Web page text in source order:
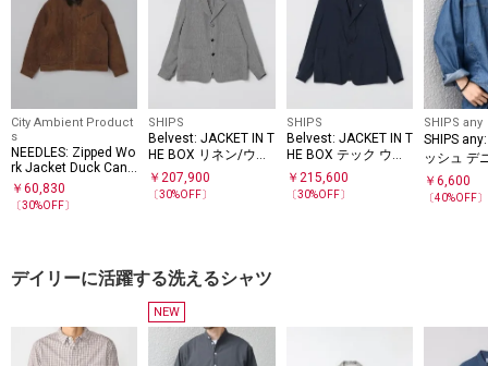
City Ambient Product
s
NEEDLES: Zipped Wo
rk Jacket Duck Canv
as Kakishibu Paint
￥ 60,830
〔30%OFF〕
SHIPS
Belvest: JACKET IN T
HE BOX リネン/ウー
ル ヘリンボーン ジャ
ケット
￥ 207,900
〔30%OFF〕
SHIPS
Belvest: JACKET IN T
HE BOX テック ウー
ル ソリッド ジャケッ
ト
￥ 215,600
〔30%OFF〕
SHIPS any
SHIPS
ッシュ デ
クス ジャ
トアップ
￥6,600
〔40%OFF〕
デイリーに活躍する洗えるシャツ
NEW